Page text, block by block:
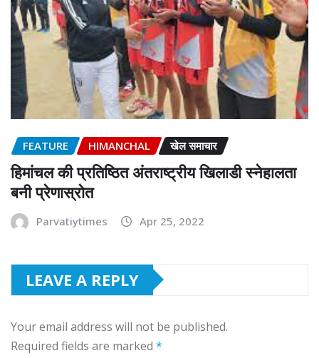
FEATURE HIMANCHAL खेल समाचार
हिमांचल की प्रतिष्ठित अंतराष्ट्रीय खिलाडी स्नेहालता
बनी प्रेणास्रोत
Parvatiytimes Apr 25, 2022
LEAVE A REPLY
Your email address will not be published.
Required fields are marked *